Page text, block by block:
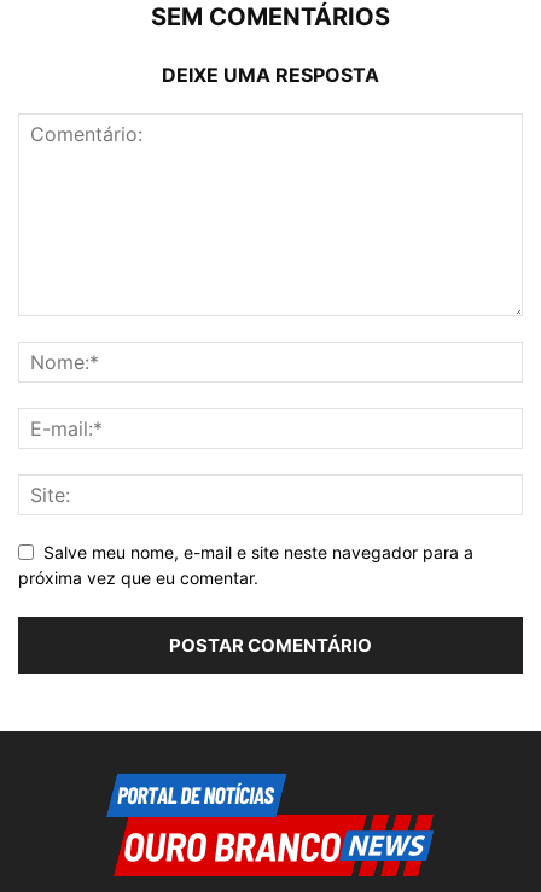
SEM COMENTÁRIOS
DEIXE UMA RESPOSTA
Salve meu nome, e-mail e site neste navegador para a
próxima vez que eu comentar.